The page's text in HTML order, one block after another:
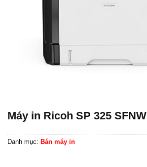
Máy in Ricoh SP 325 SFNW
Danh mục: Bán máy in